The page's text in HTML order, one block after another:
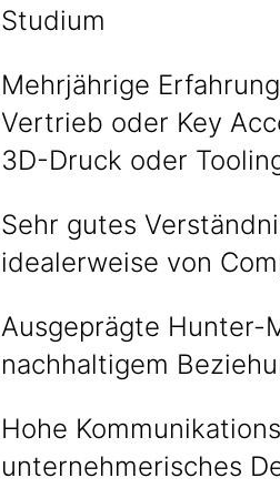
Studium
Mehrjährige
Vertrieb oder Key
3D-Druck oder
Sehr gutes
idealerweise von
Ausgeprägte
nachhaltigem
Hohe
unternehmerisches